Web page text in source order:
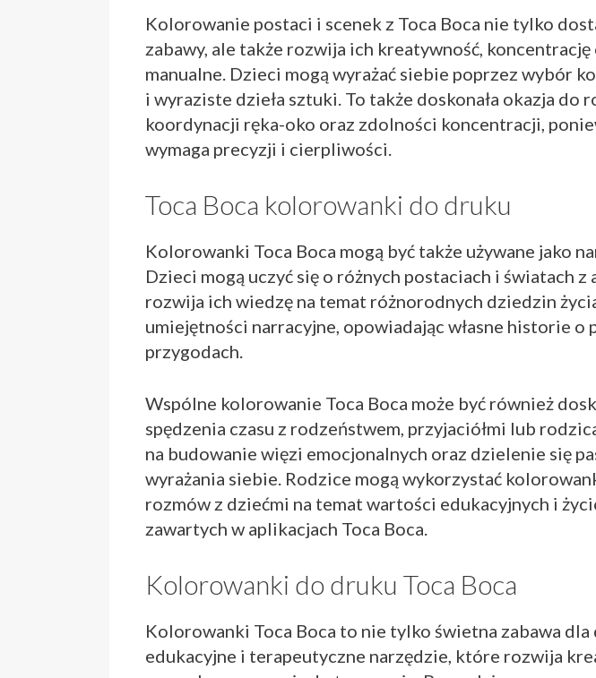
Kolorowanie postaci i scenek z Toca Boca nie tylko
zabawy, ale także rozwija ich kreatywność,
manualne. Dzieci mogą wyrażać siebie poprzez wybór
i wyraziste dzieła sztuki. To także doskonała okazja do
koordynacji ręka-oko oraz zdolności koncentracji,
wymaga precyzji i cierpliwości.
Toca Boca kolorowanki do druku
Kolorowanki Toca Boca mogą być także używane jako
Dzieci mogą uczyć się o różnych postaciach i światach z
rozwija ich wiedzę na temat różnorodnych dziedzin
umiejętności narracyjne, opowiadając własne historie o
przygodach.
Wspólne kolorowanie Toca Boca może być również
spędzenia czasu z rodzeństwem, przyjaciółmi lub
na budowanie więzi emocjonalnych oraz dzielenie się
wyrażania siebie. Rodzice mogą wykorzystać
rozmów z dziećmi na temat wartości edukacyjnych i
zawartych w aplikacjach Toca Boca.
Kolorowanki do druku Toca Boca
Kolorowanki Toca Boca to nie tylko świetna zabawa dla
edukacyjne i terapeutyczne narzędzie, które rozwija